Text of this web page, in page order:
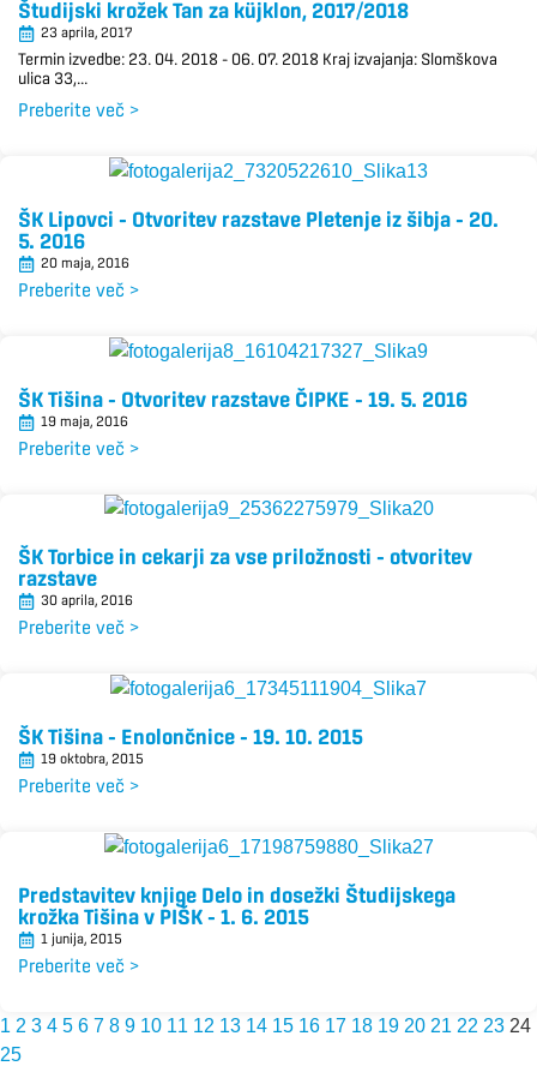
Študijski krožek Tan za küjklon, 2017/2018
23 aprila, 2017
Termin izvedbe: 23. 04. 2018 – 06. 07. 2018 Kraj izvajanja: Slomškova
ulica 33,...
Preberite več >
ŠK Lipovci – Otvoritev razstave Pletenje iz šibja – 20.
5. 2016
20 maja, 2016
Preberite več >
ŠK Tišina – Otvoritev razstave ČIPKE – 19. 5. 2016
19 maja, 2016
Preberite več >
ŠK Torbice in cekarji za vse priložnosti – otvoritev
razstave
30 aprila, 2016
Preberite več >
ŠK Tišina – Enolončnice – 19. 10. 2015
19 oktobra, 2015
Preberite več >
Predstavitev knjige Delo in dosežki Študijskega
krožka Tišina v PIŠK – 1. 6. 2015
1 junija, 2015
Preberite več >
1 2 3 4 5 6 7 8 9 10 11 12 13 14 15 16 17 18 19 20 21 22 23 24
25